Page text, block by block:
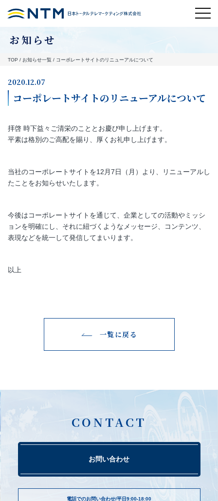
お知らせ
TOP / お知らせ一覧 / コーポレートサイトのリニューアルについて
2020.12.07
コーポレートサイトのリニューアルについて
拝啓 時下益々ご清栄のこととお慶び申し上げます。
平素は格別のご高配を賜り、厚くお礼申し上げます。
当社のコーポレートサイトを12月7日（月）より、リニューアルし
たことをお知らせいたします。
今後はコーポレートサイトを通じて、企業としての活動やミッシ
ョンを明確にし、それに紐づくようなメッセージ、コンテンツ、
表現などを統一して発信してまいります。
以上
一覧に戻る
CONTACT
お問い合わせ
電話でのお問い合わせ/平日9:00-18:00